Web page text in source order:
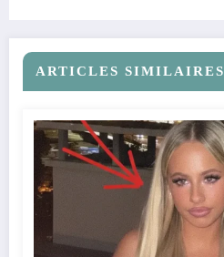
ARTICLES SIMILAIRES